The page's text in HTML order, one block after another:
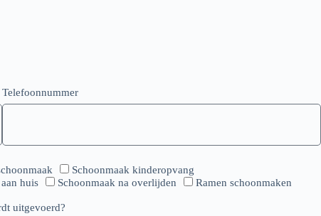
Telefoonnummer
Schoonmaak kinderopvang
huis Schoonmaak na overlijden
Ramen schoonmaken
uitgevoerd?